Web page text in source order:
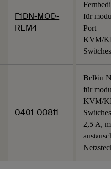
F1DN-MOD-
REM4
für
Port
KVM/
Switches
0401-00811
Belkin
für
KVM/
2,5 A,